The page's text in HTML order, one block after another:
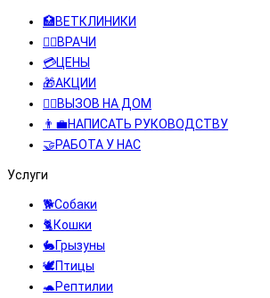
🏥ВЕТКЛИНИКИ
👨‍⚕️ВРАЧИ
💳ЦЕНЫ
🎁АКЦИИ
👩‍⚕️ВЫЗОВ НА ДОМ
👨‍💼НАПИСАТЬ РУКОВОДСТВУ
🤝РАБОТА У НАС
Услуги
🐕Собаки
🐈Кошки
🐇Грызуны
🕊️Птицы
🐢Рептилии